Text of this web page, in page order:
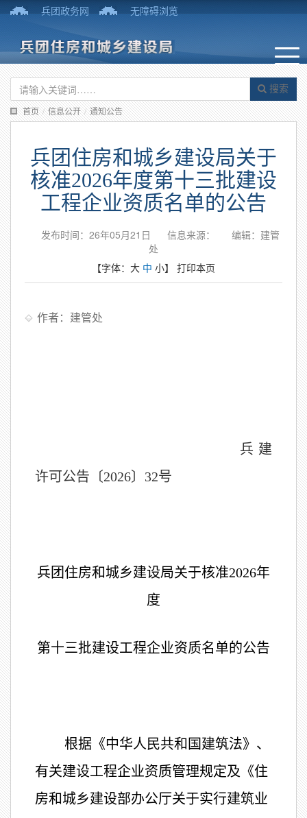
兵团政务网 无障碍浏览
搜索
首页 / 信息公开 / 通知公告
兵团住房和城乡建设局关于
核准2026年度第十三批建设
工程企业资质名单的公告
发布时间：26年05月21日 信息来源：
编辑：建管
处
【字体： 大 中 小】 打印本页
作者：建管处
兵建
许可公告〔2026〕 32号
兵团住房和城乡建设局关于核准2026年
度
第十三批建设工程企业资质名单的公告
根据《中华人民共和国建筑法》、
有关建设工程企业资质管理规定及《住
房和城乡建设部办公厅关于实行建筑业